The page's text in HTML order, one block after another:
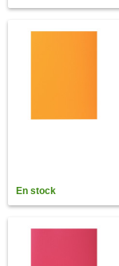
En stock